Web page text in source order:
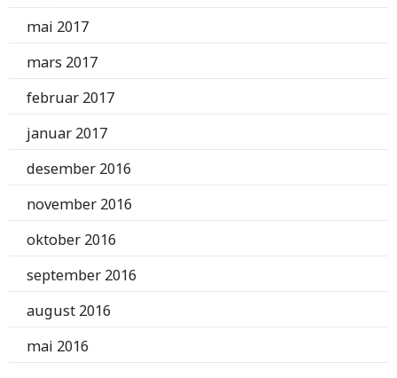
mai 2017
mars 2017
februar 2017
januar 2017
desember 2016
november 2016
oktober 2016
september 2016
august 2016
mai 2016